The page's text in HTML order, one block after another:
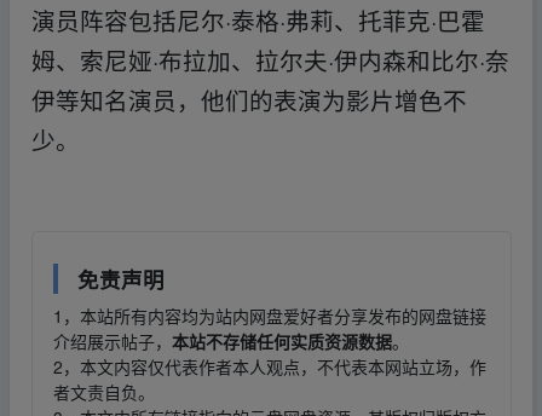
演员阵容包括尼尔·泰格·弗莉、托菲克·巴霍
姆、索尼娅·布拉加、拉尔夫·伊内森和比尔·奈
伊等知名演员，他们的表演为影片增色不
少。
免责声明
1，本站所有内容均为站内网盘爱好者分享发布的网盘链接
介绍展示帖子， 本站不存储任何实质资源数据。
2，本文内容仅代表作者本人观点，不代表本网站立场，作
者文责自负。